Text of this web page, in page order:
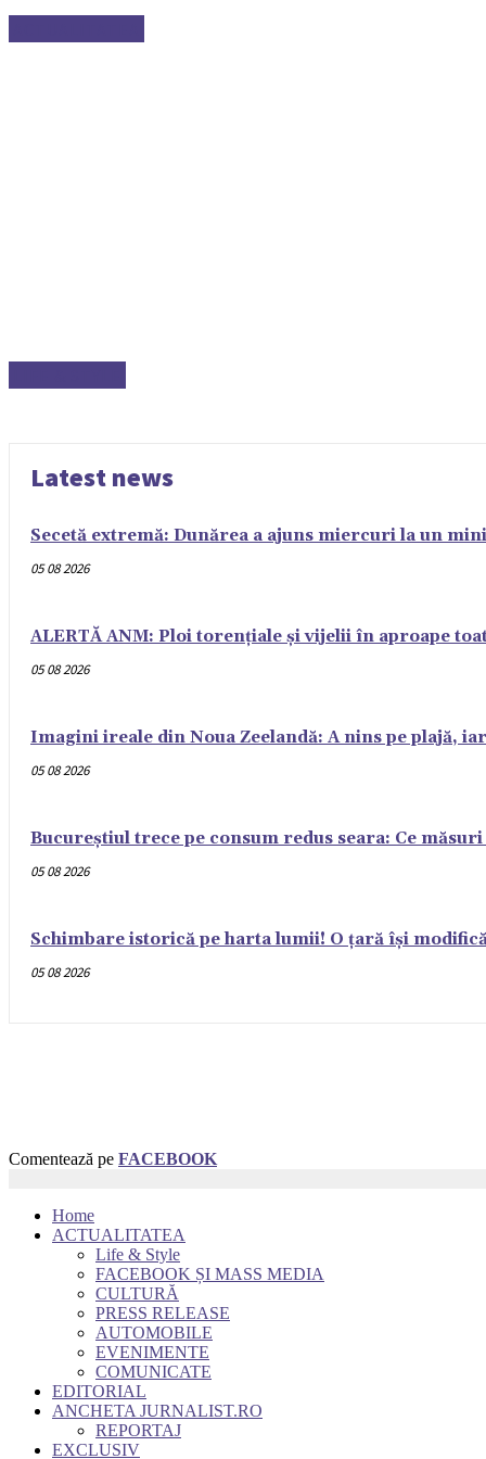
Latest news
Secetă extremă: Dunărea a ajuns miercuri la un
05 08 2026
ALERTĂ ANM: Ploi torențiale și vijelii în aproape
05 08 2026
Imagini ireale din Noua Zeelandă: A nins pe plajă,
05 08 2026
Bucureștiul trece pe consum redus seara: Ce
05 08 2026
Schimbare istorică pe harta lumii! O țară își
05 08 2026
Comentează pe FACEBOOK
Home
ACTUALITATEA
Life & Style
FACEBOOK ȘI MASS MEDIA
CULTURĂ
PRESS RELEASE
AUTOMOBILE
EVENIMENTE
COMUNICATE
EDITORIAL
ANCHETA JURNALIST.RO
REPORTAJ
EXCLUSIV